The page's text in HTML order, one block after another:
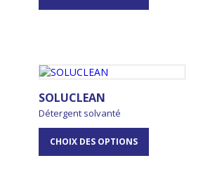
SOLUCLEAN
Détergent solvanté
CHOIX DES OPTIONS